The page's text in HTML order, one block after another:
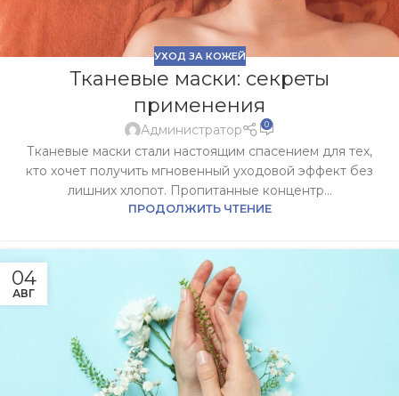
УХОД ЗА КОЖЕЙ
Тканевые маски: секреты
применения
Администратор 0
Тканевые маски стали настоящим спасением для тех,
кто хочет получить мгновенный уходовой эффект без
лишних хлопот. Пропитанные концентр...
ПРОДОЛЖИТЬ ЧТЕНИЕ
04
АВГ